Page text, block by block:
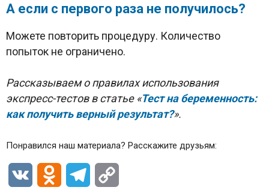
А если с первого раза не получилось?
Можете повторить процедуру. Количество
попыток не ограничено.
Рассказываем о правилах использования
экспресс-тестов в статье «Тест на беременность:
как получить верный результат?».
Понравился наш материала? Расскажите друзьям:
VK Odnoklassniki
Telegram